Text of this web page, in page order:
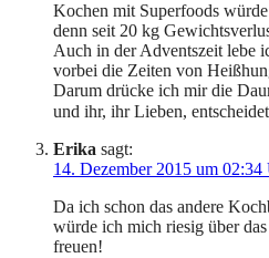
Kochen mit Superfoods
denn seit 20 kg
Auch in der Adventszeit lebe
vorbei die Zeiten von
Darum drücke ich mir die
und ihr, ihr Lieben,
Erika sagt:
14. Dezember 2015 um 02:34
Da ich schon das andere
würde ich mich riesig über
freuen!